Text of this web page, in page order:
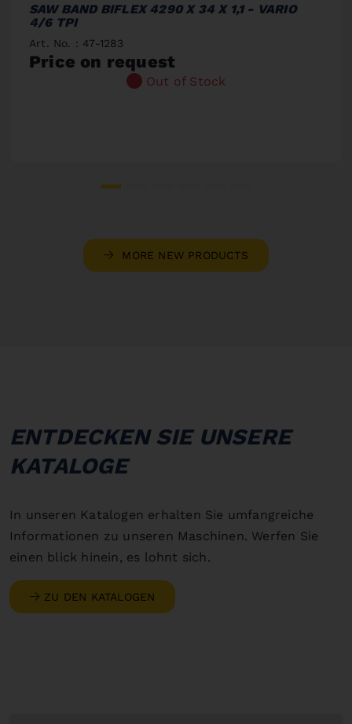
SAW BAND BIFLEX 4290 X 34 X 1,1 - VARIO
4/6 TPI
Art. No. : 47-1283
Price on request
Out of Stock
MORE NEW PRODUCTS
ENTDECKEN SIE UNSERE
KATALOGE
In unseren Katalogen erhalten Sie umfangreiche
Informationen zu unseren Maschinen. Werfen Sie
einen blick hinein, es lohnt sich.
ZU DEN KATALOGEN